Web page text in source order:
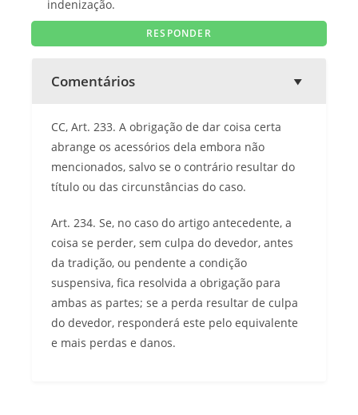
indenização.
Comentários
CC, Art. 233. A obrigação de dar coisa certa
abrange os acessórios dela embora não
mencionados, salvo se o contrário resultar do
título ou das circunstâncias do caso.
Art. 234. Se, no caso do artigo antecedente, a
coisa se perder, sem culpa do devedor, antes
da tradição, ou pendente a condição
suspensiva, fica resolvida a obrigação para
ambas as partes; se a perda resultar de culpa
do devedor, responderá este pelo equivalente
e mais perdas e danos.